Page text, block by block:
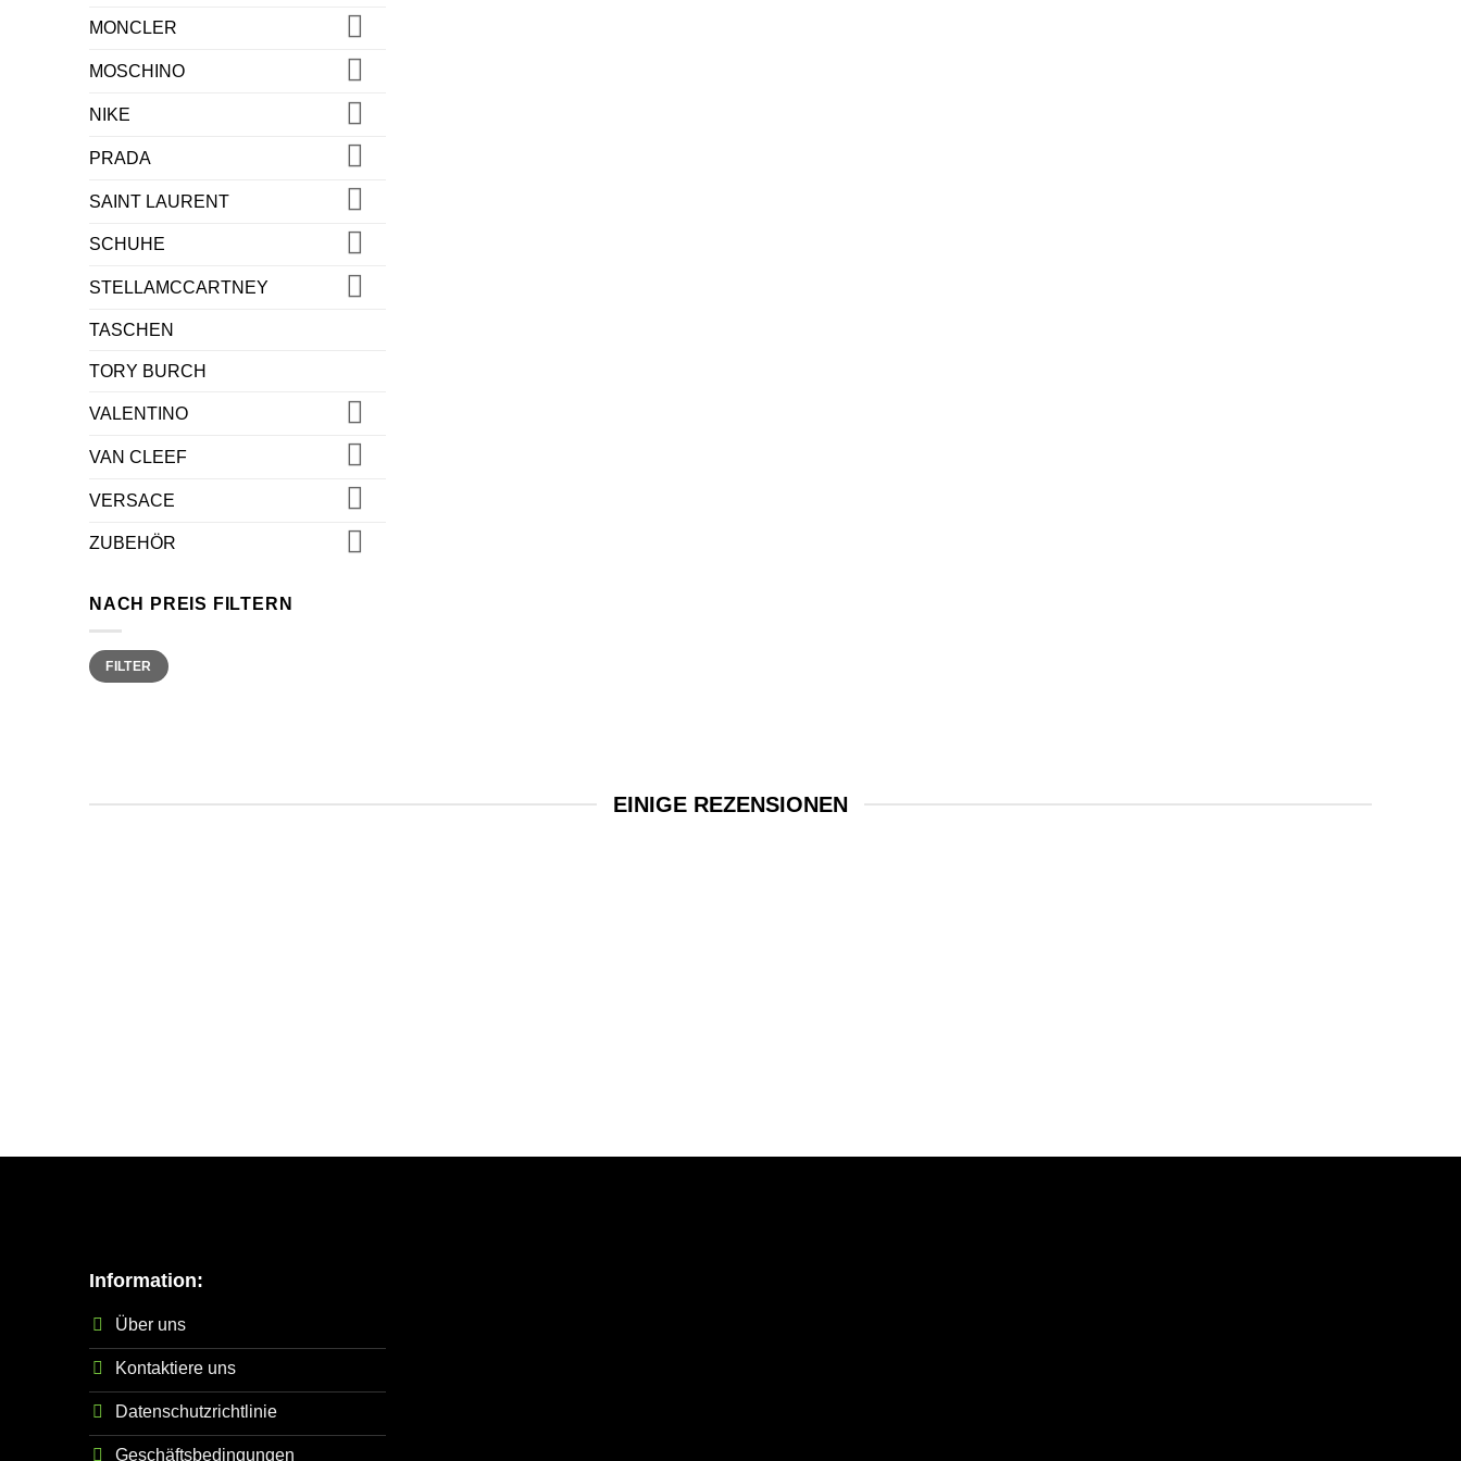
MONCLER
MOSCHINO
NIKE
PRADA
SAINT LAURENT
SCHUHE
STELLAMCCARTNEY
TASCHEN
TORY BURCH
VALENTINO
VAN CLEEF
VERSACE
ZUBEHÖR
NACH PREIS FILTERN
Min.
Preis
Max.
PreisFILTER
EINIGE REZENSIONEN
Information:
Über uns
Kontaktiere uns
Datenschutzrichtlinie
Geschäftsbedingungen